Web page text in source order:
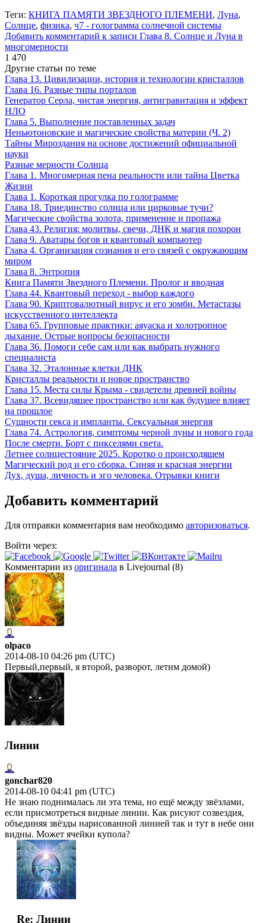
Теги: КНИГА ПАМЯТИ ЗВЕЗДНОГО ПЛЕМЕНИ, Луна,
Солнце, физика, ч7 - голограмма солнечной системы
Добавить комментарий к записи Глава 8. Солнце и Луна в
многомерности
1 470
Другие статьи по теме
Глава 13. Цивилизации, история и технологии кристаллов
Глава 16. Разные типы порталов
Генератор Серла, чистая энергия, антигравитация и эффект
НЛО
Глава 5. Выполнение поставленных задач
Неньютоновские и магические свойства материи (Ч. 2)
Тайны Мироздания на основе достижений официальной
науки
Разные мерности Солнца
Глава 1. Многомерная пена реальности или тайна Цветка
Жизни
Глава 1. Короткая прогулка по голограмме
Глава 18. Триединство солнца или цирковые тучи?
Магические свойства золота, применение и пропажа
Глава 43. Религия: молитвы, свечи, ДНК и магия похорон
Глава 9. Аватары богов и квантовый компьютер
Глава 4. Организация сознания и его связей с окружающим
миром
Глава 8. Энтропия
Книга Памяти Звездного Племени. Пролог и вводная
Глава 44. Квантовый переход - выбор каждого
Глава 90. Криптовалютный вирус и его зомби. Метастазы
искусственного интеллекта
Глава 65. Групповые практики: аяуаска и холотропное
дыхание. Острые вопросы безопасности
Глава 36. Помоги себе сам или как выбрать нужного
специалиста
Глава 32. Эталонные клетки ДНК
Кристаллы реальности и новое пространство
Глава 15. Места силы Крыма - свидетели древней войны
Глава 37. Всевидящее пространство или как будущее влияет
на прошлое
Сущности секса и импланты. Сексуальная энергия
Глава 74. Астрология, симптомы черной луны и нового года
После смерти. Борт с пикселями света.
Летнее солнцестояние 2025. Коротко о происходящем
Магический род и его сборка. Синяя и красная энергии
Дух, душа, личность и эго человека. Отрывки книги
Добавить комментарий
Для отправки комментария вам необходимо авторизоваться.
Войти через:
Комментарии из оригинала в Livejournal (8)
olpaco
2014-08-10 04:26 pm (UTC)
Первый,первый, я второй, разворот, летим домой)
Линии
gonchar820
2014-08-10 04:41 pm (UTC)
Не знаю поднималась ли эта тема, но ещё между звёзлами,
если присмотреться видные линии. Как рисуют созвездия,
объединяя звёзды нарисованной линией так и тут в небе они
видны. Может ячейки купола?
Re: Линии